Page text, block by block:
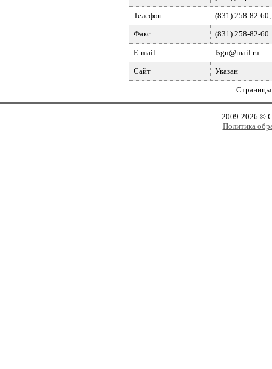
Телефон
(831) 258-82-
Факс
(831) 258-82-60
E-mail
fsgu@mail.ru
Сайт
Указан
2009-2026 ©
Политика